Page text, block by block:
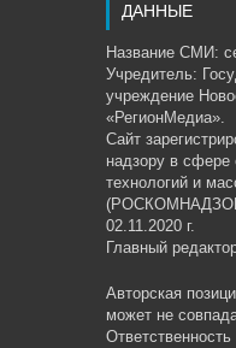
ДАННЫЕ
Название СМИ:
Учредитель:
учреждение
«РегионМедиа».
Сайт
надзору в
технологий и
02.11.2020 г.
Главный
Авторская
может не